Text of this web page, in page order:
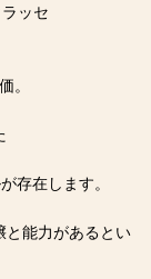
ッセ
。
存在します。
と能力があるとい